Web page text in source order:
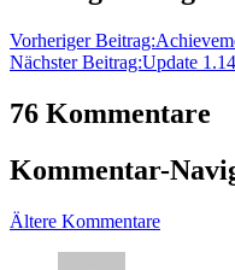
Vorheriger Beitrag:
Nächster Beitrag:Update
76 Kommentare
Kommentar-
Ältere Kommentare